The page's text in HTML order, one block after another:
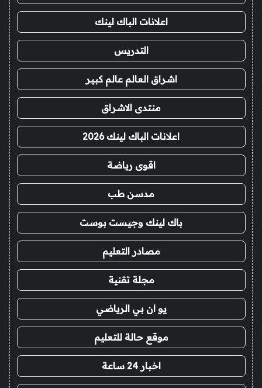
اعلانات الباك لينك
التدريس
اشراق العالم عالم كبير
منتدى الاشراق
اعلانات الباك لينك 2026
اقوى رياضة
مدسن طب
باك لينك وجيست بوست
مصادر التعليم
مجلة تقنية
يو ان بي الرياضي
موقع حالة للتعليم
اخبار 24 ساعة